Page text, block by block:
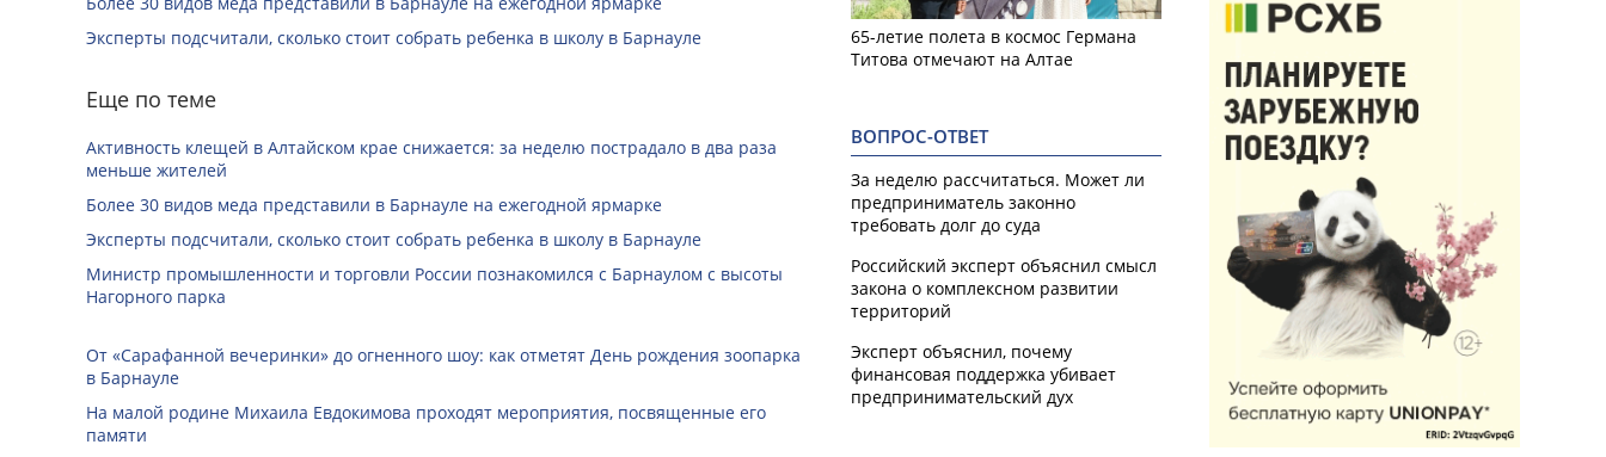
Эксперты подсчитали, сколько стоит собрать ребенка в школу в Барнауле
Еще по теме
Активность клещей в Алтайском крае снижается: за неделю пострадало в два раза
меньше жителей
Более 30 видов меда представили в Барнауле на ежегодной ярмарке
Эксперты подсчитали, сколько стоит собрать ребенка в школу в Барнауле
Министр промышленности и торговли России познакомился с Барнаулом с высоты
Нагорного парка
От «Сарафанной вечеринки» до огненного шоу: как отметят День рождения зоопарка
в Барнауле
На малой родине Михаила Евдокимова проходят мероприятия, посвященные его
памяти
65-летие полета в космос Германа
Титова отмечают на Алтае
ВОПРОС-ОТВЕТ
За неделю рассчитаться. Может ли
предприниматель законно
требовать долг до суда
Российский эксперт объяснил смысл
закона о комплексном развитии
территорий
Эксперт объяснил, почему
финансовая поддержка убивает
предпринимательский дух